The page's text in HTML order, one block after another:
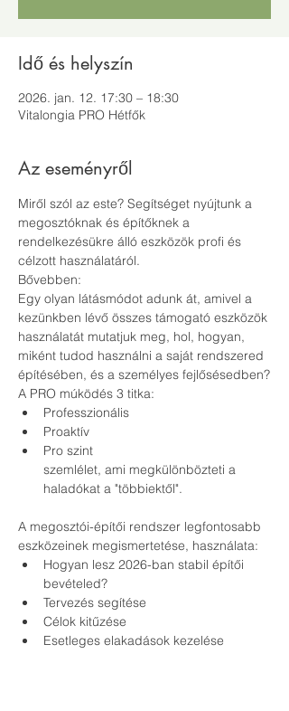
Idő és helyszín
2026. jan. 12. 17:30 – 18:30
Vitalongia PRO Hétfők
Az eseményről
Miről szól az este? Segítséget nyújtunk a
megosztóknak és építőknek a
rendelkezésükre álló eszközök profi és
célzott használatáról.
Bővebben:
Egy olyan látásmódot adunk át, amivel a
kezünkben lévő összes támogató eszközök
használatát mutatjuk meg, hol, hogyan,
miként tudod használni a saját rendszered
építésében, és a személyes fejlősésedben?
A PRO múködés 3 titka:
Professzionális
Proaktív
Pro szint
szemlélet, ami megkülönbözteti a
haladókat a "többiektől".
A megosztói-építői rendszer legfontosabb
eszközeinek megismertetése, használata:
Hogyan lesz 2026-ban stabil építői
bevételed?
Tervezés segítése
Célok kitűzése
Esetleges elakadások kezelése